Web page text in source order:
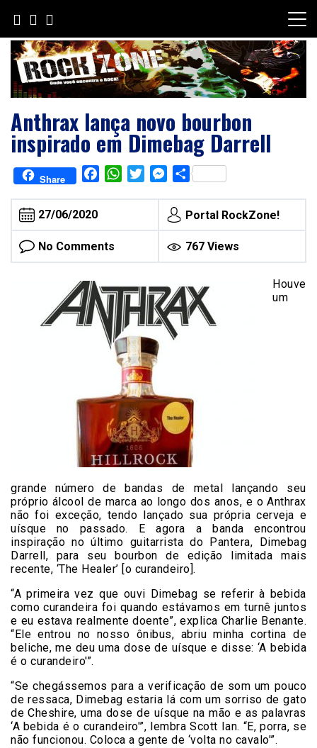
content
Anthrax lança novo bourbon
inspirado em Dimebag Darrell
Share FacebookWhatsAppTwitterMessenger
Share
27/06/2020 Portal RockZone!
No Comments 767 Views
Houve
um
grande número de bandas de metal lançando seu
próprio álcool de marca ao longo dos anos, e o Anthrax
não foi exceção, tendo lançado sua própria cerveja e
uísque no passado. E agora a banda encontrou
inspiração no último guitarrista do Pantera, Dimebag
Darrell, para seu bourbon de edição limitada mais
recente, ‘The Healer’ [o curandeiro].
“A primeira vez que ouvi Dimebag se referir à bebida
como curandeira foi quando estávamos em turnê juntos
e eu estava realmente doente”, explica Charlie Benante.
“Ele entrou no nosso ônibus, abriu minha cortina de
beliche, me deu uma dose de uísque e disse: ‘A bebida
é o curandeiro'”.
“Se chegássemos para a verificação de som um pouco
de ressaca, Dimebag estaria lá com um sorriso de gato
de Cheshire, uma dose de uísque na mão e as palavras
‘A bebida é o curandeiro'”, lembra Scott Ian. “E, porra, se
não funcionou. Coloca a gente de ‘volta no cavalo'”.